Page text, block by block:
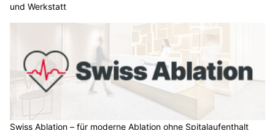
und Werkstatt
Swiss Ablation – für moderne Ablation ohne Spitalaufenthalt